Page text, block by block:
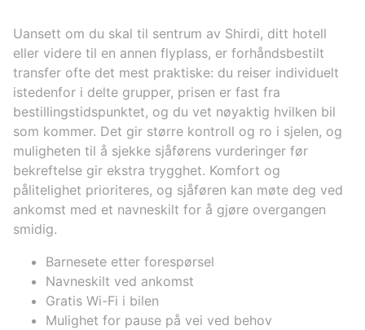
Uansett om du skal til sentrum av Shirdi, ditt hotell
eller videre til en annen flyplass, er forhåndsbestilt
transfer ofte det mest praktiske: du reiser individuelt
istedenfor i delte grupper, prisen er fast fra
bestillingstidspunktet, og du vet nøyaktig hvilken bil
som kommer. Det gir større kontroll og ro i sjelen, og
muligheten til å sjekke sjåførens vurderinger før
bekreftelse gir ekstra trygghet. Komfort og
pålitelighet prioriteres, og sjåføren kan møte deg ved
ankomst med et navneskilt for å gjøre overgangen
smidig.
Barnesete etter forespørsel
Navneskilt ved ankomst
Gratis Wi-Fi i bilen
Mulighet for pause på vei ved behov